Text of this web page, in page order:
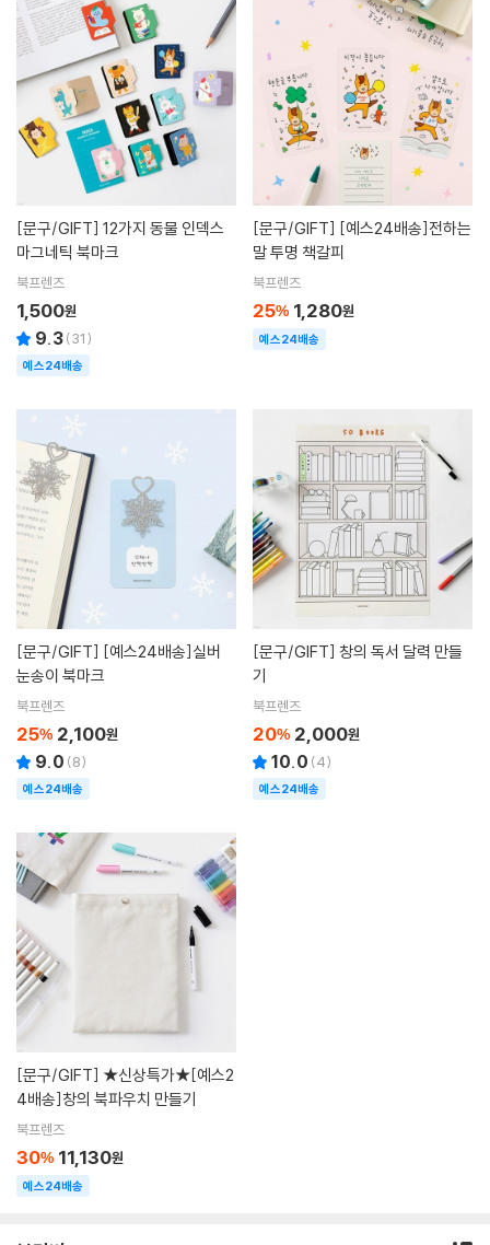
[문구/GIFT]
마그네틱 북마크
북프렌즈
1,500원
9.3(31)
예스24배송
[문구/GIFT]
말 투명 책갈피
북프렌즈
25% 1,280원
예스24배송
[문구/GIFT]
눈송이 북마크
북프렌즈
25% 2,100원
9.0 (8)
예스24배송
[문구/GIFT]
기
북프렌즈
20% 2,000원
10.0 (4)
예스24배송
[문구/GIFT]
4배송]창의 북파우치 만들기
북프렌즈
30% 11,130원
예스24배송